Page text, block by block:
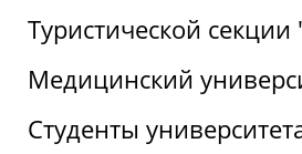
Туристической
Медицинский
Студенты